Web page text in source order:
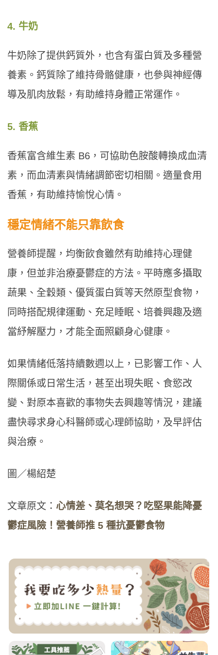
4. 牛奶
牛奶除了提供鈣質外，也含有蛋白質及多種營
養素。鈣質除了維持骨骼健康，也參與神經傳
導及肌肉放鬆，有助維持身體正常運作。
5. 香蕉
香蕉富含維生素 B6，可協助色胺酸轉換成血清
素，而血清素與情緒調節密切相關。適量食用
香蕉，有助維持愉悅心情。
穩定情緒不能只靠飲食
營養師提醒，均衡飲食雖然有助維持心理健
康，但並非治療憂鬱症的方法。平時應多攝取
蔬果、全穀類、優質蛋白質等天然原型食物，
同時搭配規律運動、充足睡眠、培養興趣及適
當紓解壓力，才能全面照顧身心健康。
如果情緒低落持續數週以上，已影響工作、人
際關係或日常生活，甚至出現失眠、食慾改
變、對原本喜歡的事物失去興趣等情況，建議
盡快尋求身心科醫師或心理師協助，及早評估
與治療。
圖／楊紹楚
文章原文： 心情差、莫名想哭？吃堅果能降憂
鬱症風險！營養師推 5 種抗憂鬱食物